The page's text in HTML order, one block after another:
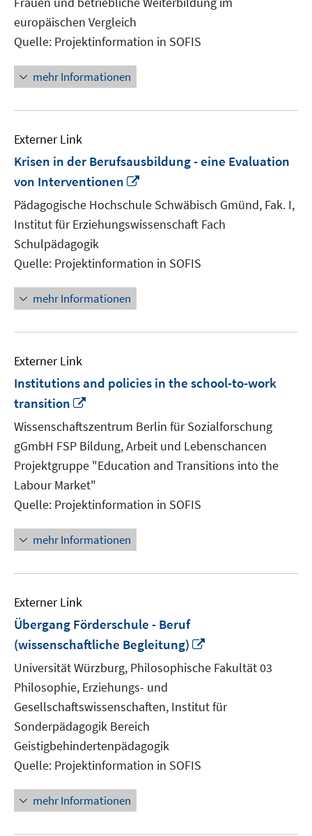
europäischen Vergleich
Quelle: Projektinformation in SOFIS
mehr Informationen
Externer Link
Krisen in der Berufsausbildung - eine Evaluation
von Interventionen
neuem
Fenster
öffnen
Pädagogische Hochschule Schwäbisch Gmünd, Fak. I,
Institut für Erziehungswissenschaft Fach
Schulpädagogik
Quelle: Projektinformation in SOFIS
mehr Informationen
Externer Link
Institutions and policies in the school-to-work
transition
Fenster
öffnen
Wissenschaftszentrum Berlin für Sozialforschung
gGmbH FSP Bildung, Arbeit und Lebenschancen
Projektgruppe "Education and Transitions into the
Labour Market"
Quelle: Projektinformation in SOFIS
mehr Informationen
Externer Link
Übergang Förderschule - Beruf
(wissenschaftliche Begleitung)
neuem
Fenster
Universität Würzburg, Philosophische Fakultät 03
Philosophie, Erziehungs- und
Gesellschaftswissenschaften, Institut für
Sonderpädagogik Bereich
Geistigbehindertenpädagogik
Quelle: Projektinformation in SOFIS
mehr Informationen